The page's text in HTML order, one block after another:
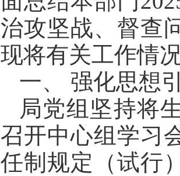
治攻坚战、督查
现将有关工作情
一、 强化思想
局党组坚持将
召开中心组学习
任制规定（试行